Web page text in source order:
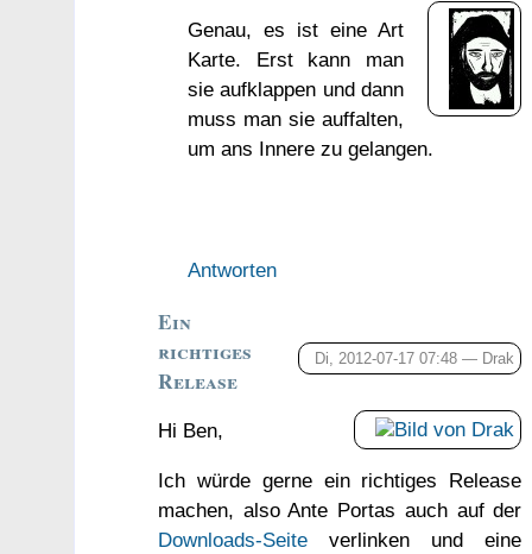
Genau, es ist eine Art
Karte. Erst kann man
sie aufklappen und dann
muss man sie auffalten,
um ans Innere zu gelangen.
Antworten
Di, 2012-07-17 07:48 — Drak
Ein
richtiges
Release
Hi Ben,
Ich würde gerne ein richtiges Release
machen, also Ante Portas auch auf der
Downloads-Seiteverlinken und eine